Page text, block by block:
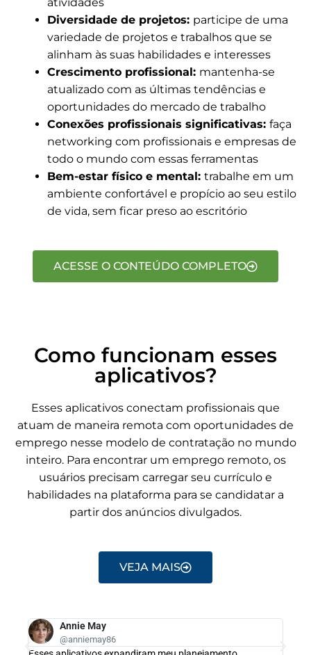
Diversidade de projetos: participe de uma
variedade de projetos e trabalhos que se
alinham às suas habilidades e interesses
Crescimento profissional: mantenha-se
atualizado com as últimas tendências e
oportunidades do mercado de trabalho
Conexões profissionais significativas: faça
networking com profissionais e empresas de
todo o mundo com essas ferramentas
Bem-estar físico e mental: trabalhe em um
ambiente confortável e propício ao seu estilo
de vida, sem ficar preso ao escritório
ACESSE O CONTEÚDO COMPLETO
Como funcionam esses
aplicativos?
Esses aplicativos conectam profissionais que
atuam de maneira remota com oportunidades de
emprego nesse modelo de contratação no mundo
inteiro. Para encontrar um emprego remoto, os
usuários precisam carregar seu currículo e
habilidades na plataforma para se candidatar a
partir dos anúncios divulgados.
VEJA MAIS
Annie May
@anniemay86